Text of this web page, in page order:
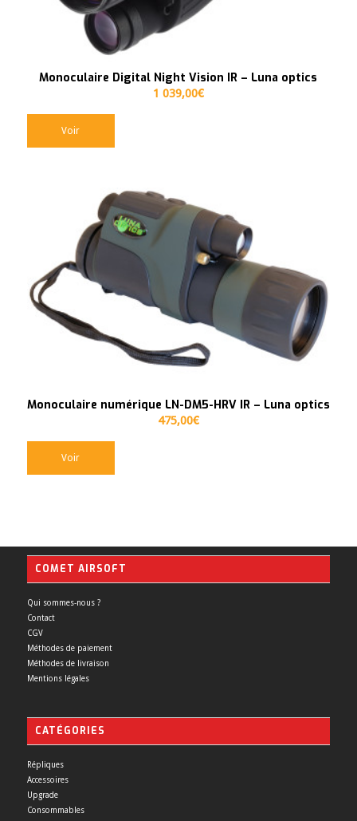
Monoculaire Digital Night Vision IR – Luna optics
1 039,00€
Voir
Monoculaire numérique LN-DM5-HRV IR – Luna optics
475,00€
Voir
COMET AIRSOFT
Qui sommes-nous ?
Contact
CGV
Méthodes de paiement
Méthodes de livraison
Mentions légales
CATÉGORIES
Répliques
Accessoires
Upgrade
Consommables